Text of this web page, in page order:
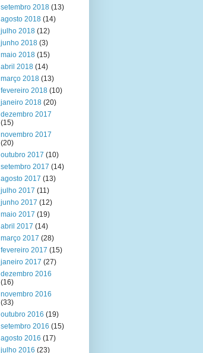
setembro 2018 (13)
agosto 2018 (14)
julho 2018 (12)
junho 2018 (3)
maio 2018 (15)
abril 2018 (14)
março 2018 (13)
fevereiro 2018 (10)
janeiro 2018 (20)
dezembro 2017
(15)
novembro 2017
(20)
outubro 2017 (10)
setembro 2017 (14)
agosto 2017 (13)
julho 2017 (11)
junho 2017 (12)
maio 2017 (19)
abril 2017 (14)
março 2017 (28)
fevereiro 2017 (15)
janeiro 2017 (27)
dezembro 2016
(16)
novembro 2016
(33)
outubro 2016 (19)
setembro 2016 (15)
agosto 2016 (17)
julho 2016 (23)